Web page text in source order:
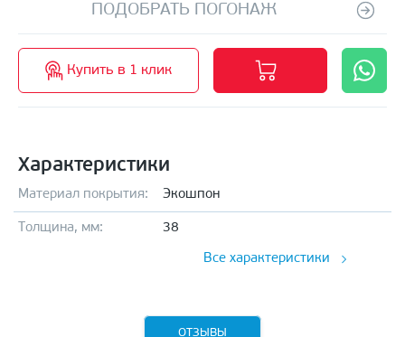
ПОДОБРАТЬ ПОГОНАЖ
Купить в 1 клик
Характеристики
Материал покрытия: Экошпон
Толщина, мм: 38
Все характеристики
ОТЗЫВЫ